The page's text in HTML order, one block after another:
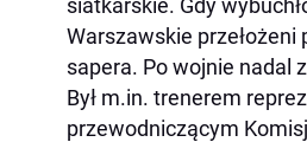
siatkarskie. Gdy
Warszawskie przełożeni
sapera. Po wojnie nadal
Był m.in. trenerem
przewodniczącym